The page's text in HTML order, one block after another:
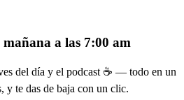
a las 7:00 am
del día y el podcast ☕ — todo en un
y te das de baja con un clic.